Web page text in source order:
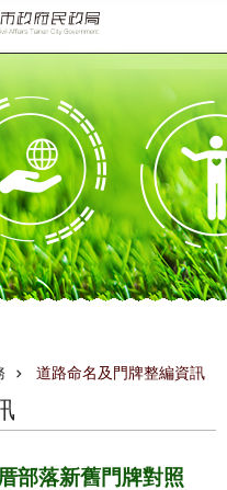
道路命名及門牌整編資訊
部落新舊門牌對照